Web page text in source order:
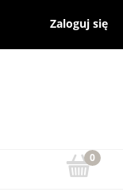
Zaloguj się